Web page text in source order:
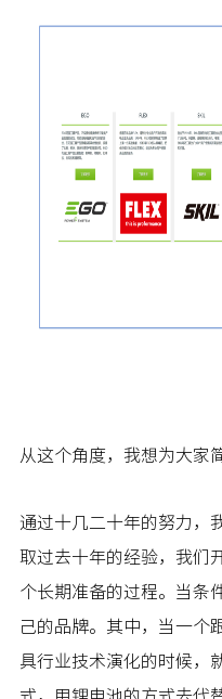
从这个角度，我想为大家
通过十几二十年的努力，
取过去十年的经验，我们
个长期准备的过程。当条
己的品牌。其中，当一个
具行业技术演化的时候，